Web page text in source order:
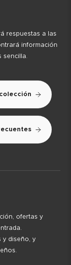
respuestas a las
información
sencilla.
ofertas y
y diseño, y